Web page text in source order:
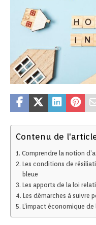
Contenu de
Comprendre la notion
Les conditions de
bleue
Les apports de la loi
Les démarches à suivre
L’impact économique